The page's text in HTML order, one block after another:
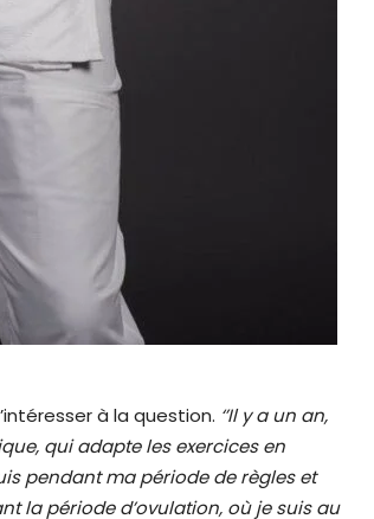
à la question. ‘’Il y a un an,
qui adapte les exercices en
pendant ma période de règles et
la période d’ovulation, où je suis au